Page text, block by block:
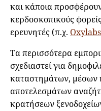
και κάποια
κερδοσκοπικούς
ερευνητές (π.χ. Oxylabs
Τα περισσότερα
σχεδιαστεί για
καταστημάτων, μέσων
αποτελεσμάτων
κρατήσεων